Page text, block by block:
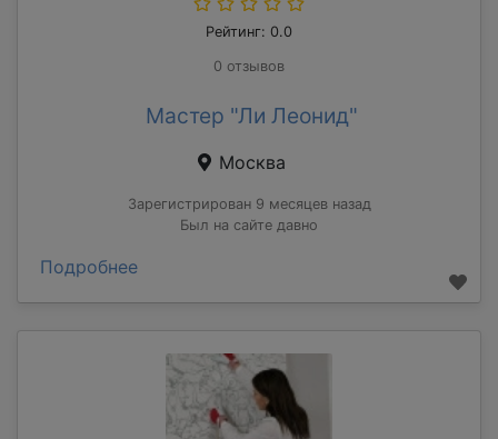
Рейтинг: 0.0
0 отзывов
Мастер "Ли Леонид"
Москва
Зарегистрирован 9 месяцев назад
Был на сайте давно
Подробнее